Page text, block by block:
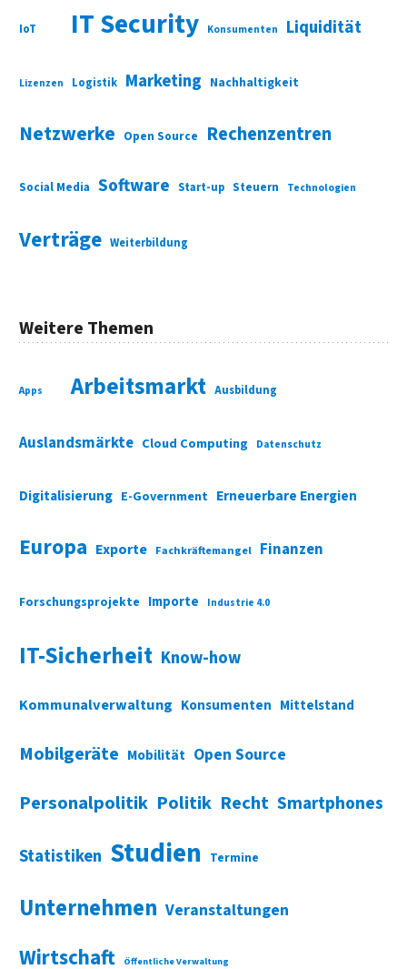
IoT IT Security Konsumenten Liquidität
Lizenzen Logistik Marketing Nachhaltigkeit
Netzwerke Open Source Rechenzentren
Social Media Software Start-up Steuern Technologien
Verträge Weiterbildung
Weitere Themen
Apps Arbeitsmarkt Ausbildung
Auslandsmärkte Cloud Computing Datenschutz
Digitalisierung E-Government Erneuerbare Energien
Europa Exporte Fachkräftemangel Finanzen
Forschungsprojekte Importe Industrie 4.0
IT-Sicherheit Know-how
Kommunalverwaltung Konsumenten Mittelstand
Mobilgeräte Mobilität Open Source
Personalpolitik Politik Recht Smartphones
Statistiken Studien Termine
Unternehmen Veranstaltungen
Wirtschaft Öffentliche Verwaltung